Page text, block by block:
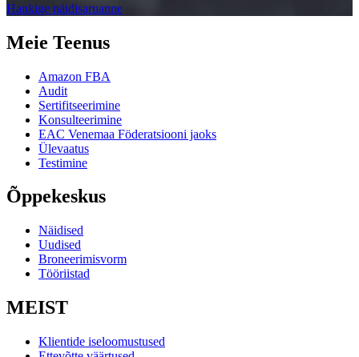
Hankige näidisaruanne
Meie Teenus
Amazon FBA
Audit
Sertifitseerimine
Konsulteerimine
EAC Venemaa Föderatsiooni jaoks
Ülevaatus
Testimine
Õppekeskus
Näidised
Uudised
Broneerimisvorm
Tööriistad
MEIST
Klientide iseloomustused